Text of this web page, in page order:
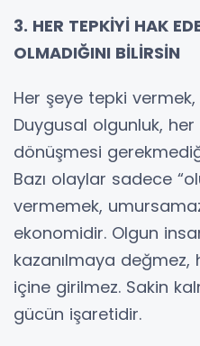
3. HER TEPKİYİ HAK
OLMADIĞINI BİLİRSİN
Her şeye tepki vermek,
Duygusal olgunluk,
dönüşmesi
Bazı olaylar sadece
vermemek,
ekonomidir. Olgun
kazanılmaya
içine girilmez. Sakin
gücün işaretidir.